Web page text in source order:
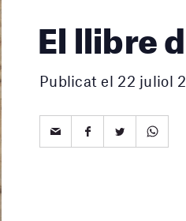
El llibre
Publicat el 22 juliol